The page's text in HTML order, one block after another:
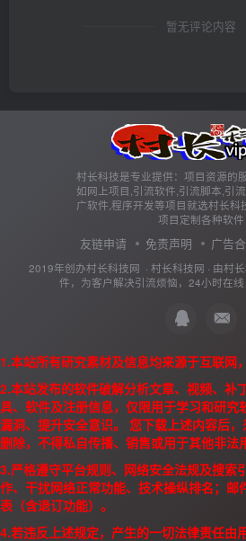
暂无评论内容
村长科技是专业提供：项目资源的
如网上项目,引流软件,引流脚本,引
广软件,程序开发等项目就选村长科
项目定制各种软件
友链申请 免责声明 广告
2019年创办村长科技网 · 村长科技网 · 由村
件，为客户解决引流烦恼，24小时在线
1.本站所有研究素材及信息均来源于互联网
2.本站发布的软件破解分析文章、视频、补
具、软件及注册信息，仅限用于学习和研究
漏洞、提升安全意识。 您下载上述内容后
删除，不得私自传播、销售或用于其他非法
3.严格遵守平台规则、网络安全法规及搜索
作、干扰网络正常功能、技术操纵排名；邮
表（含退订功能）。
4.若违反上述规定，产生的一切法律责任由